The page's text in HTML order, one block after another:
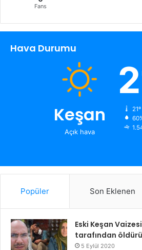
Fans
Hava Durumu
Keşan
Açık hava
Popüler Son Eklenen
Eski Keşan
tarafından
5 Eylül 2020